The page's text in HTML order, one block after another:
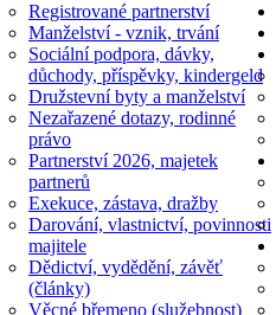
Registrované partnerství
Manželství - vznik, trvání
Sociální podpora, dávky,
důchody, příspěvky, kindergeld
Družstevní byty a manželství
Nezařazené dotazy, rodinné
právo
Partnerství 2026, majetek
partnerů
Exekuce, zástava, dražby
Darování, vlastnictví, povinnosti
majitele
Dědictví, vydědění, závěť
(články)
Věcné břemeno (služebnost)